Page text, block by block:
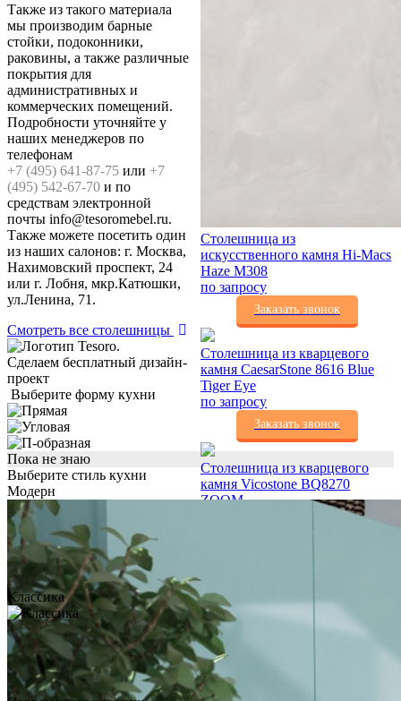
Также из такого материала
мы производим барные
стойки, подоконники,
раковины, а также различные
покрытия для
административных и
коммерческих помещений.
Подробности уточняйте у
наших менеджеров по
телефонам
+7 (495) 641-87-75 или +7
(495) 542-67-70 и по
средствам электронной
почты info@tesoromebel.ru.
Также можете посетить один
из наших салонов: г. Москва,
Нахимовский проспект, 24
или г. Лобня, мкр.Катюшки,
ул.Ленина, 71.
Смотреть все столешницы
Столешница из
искусственного камня Hi-Macs
Haze M308
по запросу
Заказать звонок
Столешница из кварцевого
камня CaesarStone 8616 Blue
Tiger Eye
по запросу
Заказать звонок
Столешница из кварцевого
камня Vicostone BQ8270
ZOOM
Столешница из кварцевого
камня Cambria New Quay
по запросу
Столешница из
искусственного камня Grandex
Сделаем бесплатный дизайн-
проект
Выберите форму кухни
Пока не знаю
Выберите стиль кухни
Модерн
Классика